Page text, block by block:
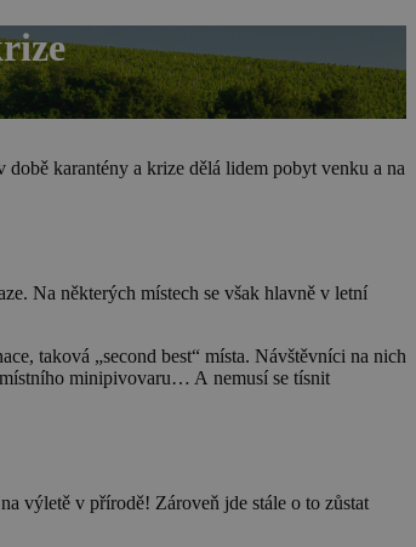
době karantény a krize dělá lidem pobyt venku a na
Na některých místech se však hlavně v letní
taková „second best“ místa. Návštěvníci na nich
minipivovaru… A nemusí se tísnit
výletě v přírodě! Zároveň jde stále o to zůstat